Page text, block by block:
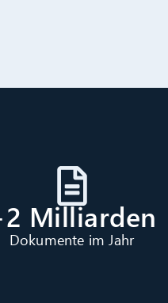
Milliarden
Dokumente im Jahr